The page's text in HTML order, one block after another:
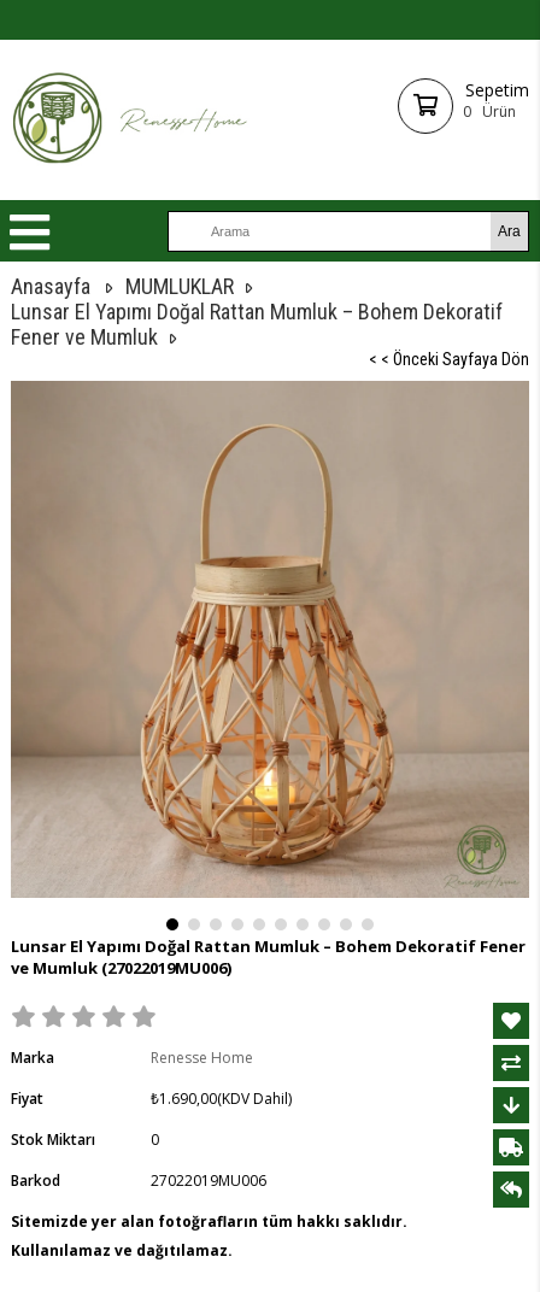
Sepetim
0 Ürün
Anasayfa
MUMLUKLAR
Lunsar El Yapımı Doğal Rattan Mumluk – Bohem Dekoratif
Fener ve Mumluk
< < Önceki Sayfaya Dön
Lunsar El Yapımı Doğal Rattan Mumluk – Bohem Dekoratif Fener
ve Mumluk (27022019MU006)
Marka
Renesse Home
Fiyat
₺1.690,00(KDV Dahil)
Stok Miktarı
0
Barkod
27022019MU006
Sitemizde yer alan fotoğrafların tüm hakkı saklıdır.
Kullanılamaz ve dağıtılamaz.